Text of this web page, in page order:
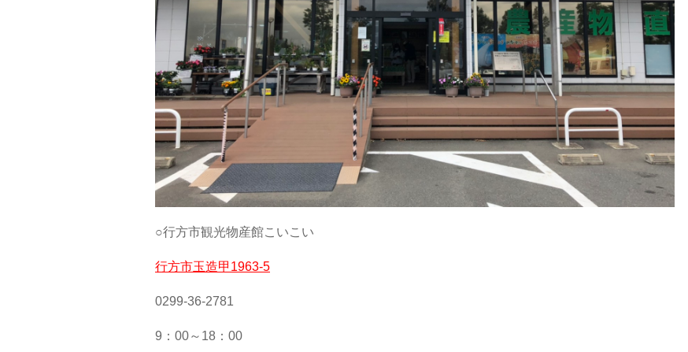
○行方市観光物産館こいこい
行方市玉造甲1963-5
0299-36-2781
9：00～18：00